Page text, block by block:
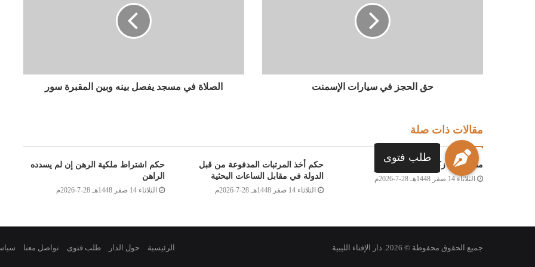
طلب فتوى
حق الحجز في سيارات الإسمنت الصلاة في مسجد يفصل بينه وبين المقبرة سور
مقالات ذات صلة
مسألة في زكاة الشركات
الثلاثاء 14 صفر 1448هـ 28-7-2026م
حكم أخذ المرتبات المدفوعة من قبل
الدولة في مقابل الساعات البحثية
الثلاثاء 14 صفر 1448هـ 28-7-2026م
حكم اشتراط ملكية الرهن إن لم يسدده
الراهن
الثلاثاء 14 صفر 1448هـ 28-7-2026م
جميع الحقوق محفوظة © 2026. دار الإفتاء الليبية الرئيسية حول الدار طلب فتوى تواصل معنا